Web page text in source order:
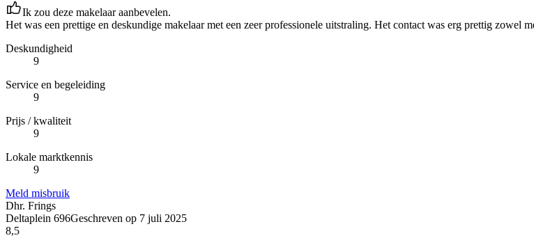
Ik zou deze makelaar aanbevelen.
Het was een prettige en deskundige makelaar met een zeer professionele uitstraling. Het contact was erg prettig zowel
Deskundigheid
9
Service en begeleiding
9
Prijs / kwaliteit
9
Lokale marktkennis
9
Meld misbruik
Dhr. Frings
Deltaplein 696Geschreven op 7 juli 2025
8,5